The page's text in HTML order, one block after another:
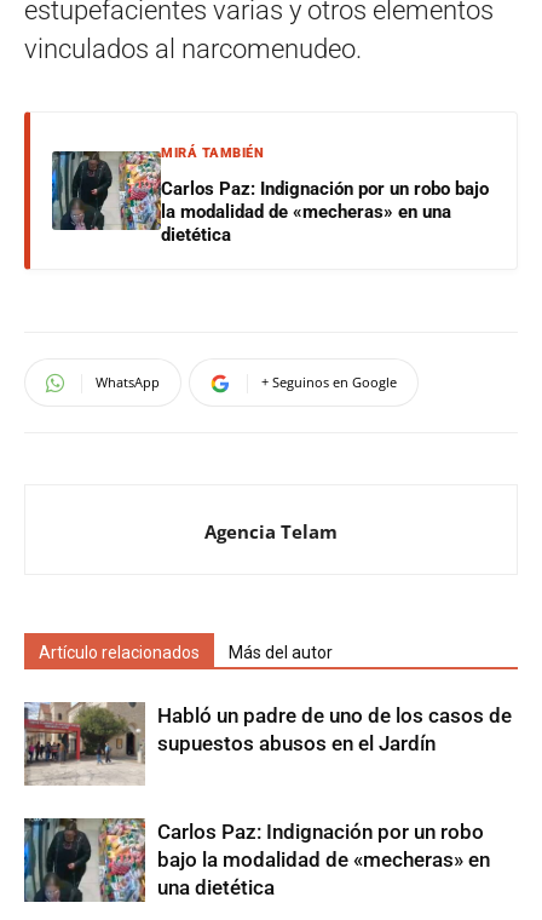
estupefacientes varias y otros elementos
vinculados al narcomenudeo.
MIRÁ TAMBIÉN
Carlos Paz: Indignación por un robo bajo
la modalidad de «mecheras» en una
dietética
WhatsApp + Seguinos en Google
Agencia Telam
Artículo relacionados Más del autor
Habló un padre de uno de los casos de
supuestos abusos en el Jardín
Carlos Paz: Indignación por un robo
bajo la modalidad de «mecheras» en
una dietética